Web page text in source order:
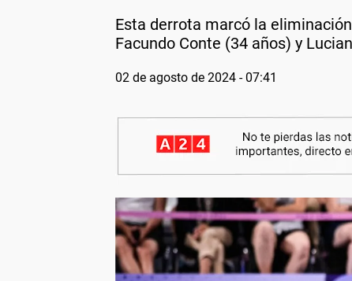
Esta derrota marcó la
Facundo Conte (34 años) y
02 de agosto de 2024 - 07:41